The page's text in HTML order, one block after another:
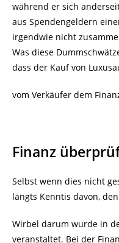
während er sich
aus Spendengeldern
irgendwie nicht
Was diese
dass der Kauf von
vom Verkäufer dem
Finanz
Selbst wenn dies nicht
längts Kenntis davon,
Wirbel darum wurde in
veranstaltet. Bei der